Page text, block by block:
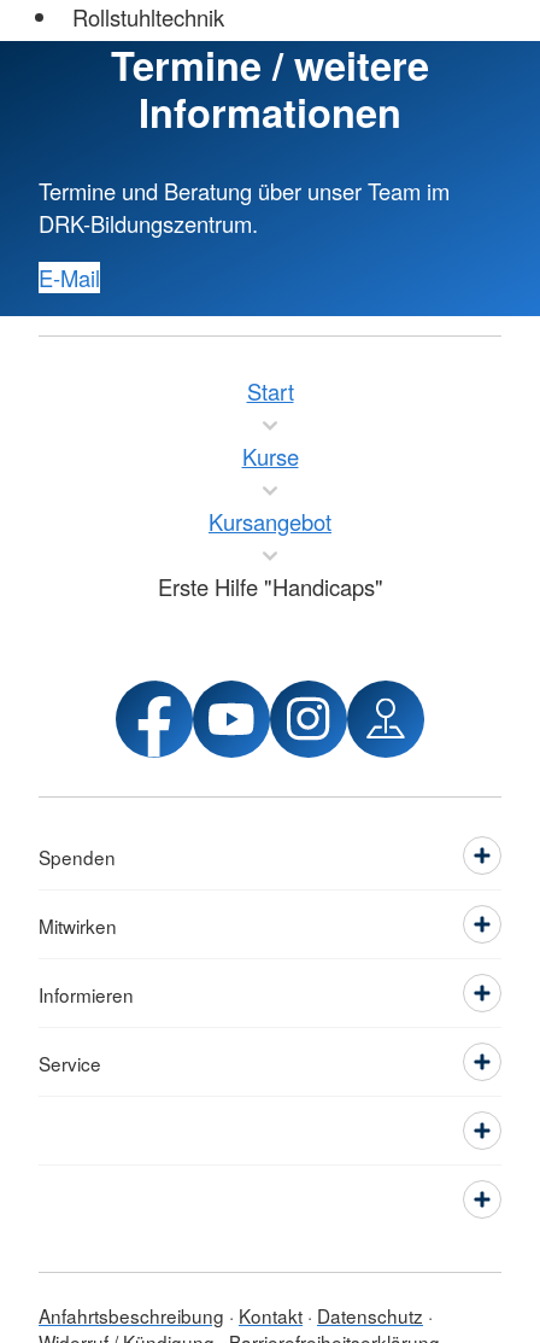
Rollstuhltechnik
Termine / weitere
Informationen
Termine und Beratung über unser Team im
DRK-Bildungszentrum.
E-Mail
Start
Kurse
Kursangebot
Erste Hilfe "Handicaps"
Spenden
Mitwirken
Informieren
Service
Anfahrtsbeschreibung Kontakt Datenschutz